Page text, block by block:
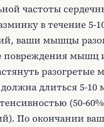
частоты
в течение
ваши мышцы
повреждения мышц
разогретые
длиться 5-
(50-
По окончании